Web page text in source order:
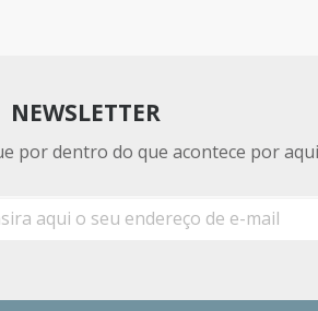
NEWSLETTER
por dentro do que acontece por